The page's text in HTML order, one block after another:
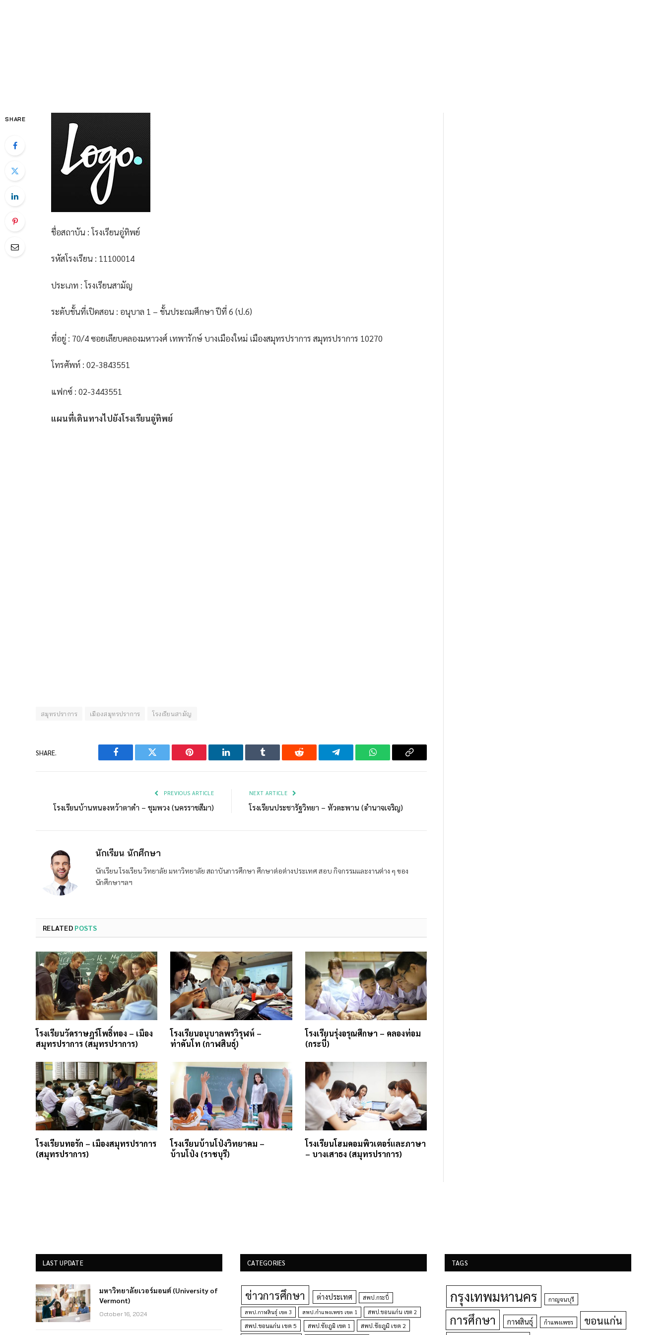
SHARE
ชื่อสถาบัน : โรงเรียนอู่ทิพย์
รหัสโรงเรียน : 11100014
ประเภท : โรงเรียนสามัญ
ระดับชั้นที่เปิดสอน : อนุบาล 1 – ชั้นประถมศึกษา ปีที่ 6 (ป.6)
ที่อยู่ : 70/4 ซอยเลียบคลองมหาวงศ์ เทพารักษ์ บางเมืองใหม่ เมืองสมุทรปราการ สมุทรปราการ 10270
โทรศัพท์ : 02-3843551
แฟกซ์ : 02-3443551
แผนที่เดินทางไปยังโรงเรียนอู่ทิพย์
สมุทรปราการ เมืองสมุทรปราการ โรงเรียนสามัญ
SHARE.
Facebook Twitter Pinterest LinkedIn Tumblr Reddit Telegram WhatsAppCopy
PREVIOUS ARTICLE
โรงเรียนบ้านหนองหว้าตาดำ – ชุมพวง (นครราชสีมา)
NEXT ARTICLE
โรงเรียนประชารัฐวิทยา – หัวตะพาน (อำนาจเจริญ)
นักเรียน นักศึกษา
นักเรียน โรงเรียน วิทยาลัย มหาวิทยาลัย สถาบันการศึกษา ศึกษาต่อต่างประเทศ สอบ กิจกรรมและงานต่าง ๆ ของ
นักศึกษาฯลฯ
RELATED POSTS
โรงเรียนวัดราษฎร์โพธิ์ทอง – เมือง
สมุทรปราการ (สมุทรปราการ)
โรงเรียนอนุบาลพรวิรุฬห์ –
ท่าคันโท (กาฬสินธุ์)
โรงเรียนรุ่งอรุณศึกษา – คลองท่อม
(กระบี่)
โรงเรียนทอรัก – เมืองสมุทรปราการ
(สมุทรปราการ)
โรงเรียนบ้านโป่งวิทยาคม –
บ้านโป่ง (ราชบุรี)
โรงเรียนโฮมคอมพิวเตอร์และภาษา
– บางเสาธง (สมุทรปราการ)
LAST UPDATE
มหาวิทยาลัยเวอร์มอนต์ (University of
Vermont)
October 16, 2024
CATEGORIES
ข่าวการศึกษา ต่างประเทศ สพป.กระบี่
สพป.กาฬสินธุ์ เขต 3 สพป.กำแพงเพชร เขต 1 สพป.ขอนแก่น เขต 2
สพป.ขอนแก่น เขต 5 สพป.ชัยภูมิ เขต 1 สพป.ชัยภูมิ เขต 2
TAGS
กรุงเทพมหานคร กาญจนบุรี
การศึกษา กาฬสินธุ์ กำแพงเพชร ขอนแก่น